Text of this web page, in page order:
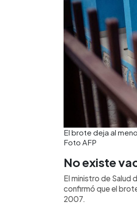
El brote deja al
Foto AFP
No existe
El ministro de Salud
confirmó que el
2007.